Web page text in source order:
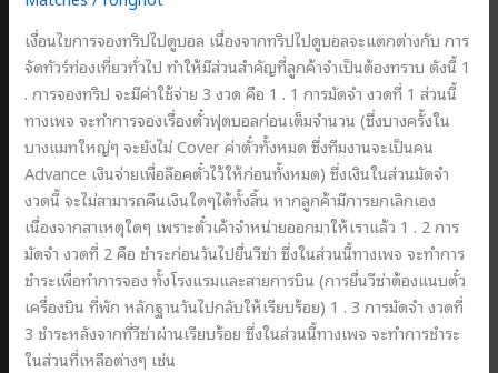
เงื่อนไขการจองทริปไปดูบอล เนื่องจากทริปไปดูบอลจะแตกต่างกับ การ
จัดทัวร์ท่องเที่ยวทั่วไป ทำให้มีส่วนสำคัญที่ลูกค้าจำเป็นต้องทราบ ดังนี้ 1
. การจองทริป จะมีค่าใช้จ่าย 3 งวด คือ 1 . 1 การมัดจำ งวดที่ 1 ส่วนนี้
ทางเพจ จะทำการจองเรื่องตั๋วฟุตบอลก่อนเต็มจำนวน (ซึ่งบางครั้งใน
บางแมทใหญ่ๆ จะยังไม่ Cover ค่าตั๋วทั้งหมด ซึ่งทีมงานจะเป็นคน
Advance เงินจ่ายเพื่อล๊อคตั๋วไว้ให้ก่อนทั้งหมด) ซึ่งเงินในส่วนมัดจำ
งวดนี้ จะไม่สามารถคืนเงินใดๆได้ทั้งสิ้น หากลูกค้ามีการยกเลิกเอง
เนื่องจากสาเหตุใดๆ เพราะตั๋วเค้าจำหน่ายออกมาให้เราแล้ว 1 . 2 การ
มัดจำ งวดที่ 2 คือ ชำระก่อนวันไปยื่นวีซ่า ซึ่งในส่วนนี้ทางเพจ จะทำการ
ชำระเพื่อทำการจอง ทั้งโรงแรมและสายการบิน (การยื่นวีซ่าต้องแนบตั๋ว
เครื่องบิน ที่พัก หลักฐานวันไปกลับให้เรียบร้อย) 1 . 3 การมัดจำ งวดที่
3 ชำระหลังจากที่วีซ่าผ่านเรียบร้อย ซึ่งในส่วนนี้ทางเพจ จะทำการชำระ
ในส่วนที่เหลือต่างๆ เช่น